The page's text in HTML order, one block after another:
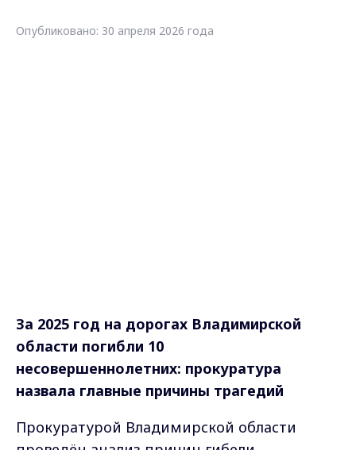
Опубликовано: 30 апреля 2026 года
За 2025 год на дорогах Владимирской
области погибли 10
несовершеннолетних: прокуратура
назвала главные причины трагедий
Прокуратурой Владимирской области